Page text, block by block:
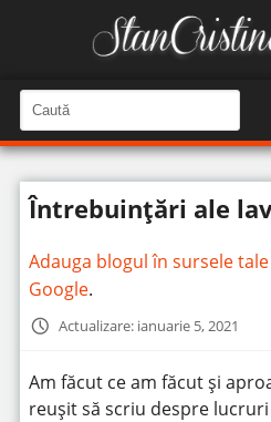
a
u
t
n
C
a
u
î
n
t
Întrebuințări ale
Adauga blogul în sursele
Google.
Actualizare: ianuarie 5, 2021
Am făcut ce am făcut și
reușit să scriu despre lucruri